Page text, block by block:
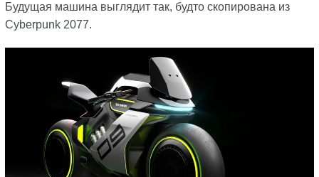
Будущая машина выглядит так, будто скопирована из
Cyberpunk 2077.